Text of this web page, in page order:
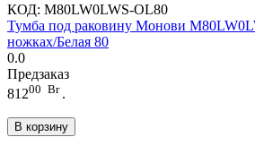
КОД: M80LW0LWS-OL80
Тумба под раковину Монови
ножках/Белая 80
0.0
Предзаказ
81200 Br .
В корзину